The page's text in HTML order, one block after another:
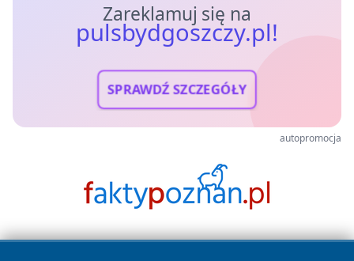
Zareklamuj się na
pulsbydgoszczy.pl!
SPRAWDŹ SZCZEGÓŁY
autopromocja